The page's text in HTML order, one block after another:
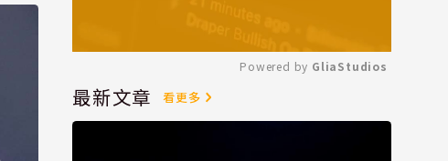
Mute
Powered by GliaStudios
最新文章 看更多